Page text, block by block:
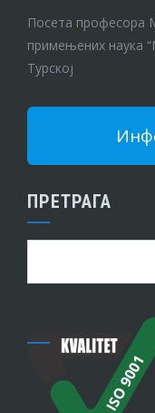
Посета професора
примењених наука
Турској
ПРЕТРАГА